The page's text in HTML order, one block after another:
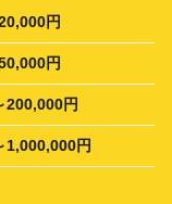
円
円
200,000円
1,000,000円